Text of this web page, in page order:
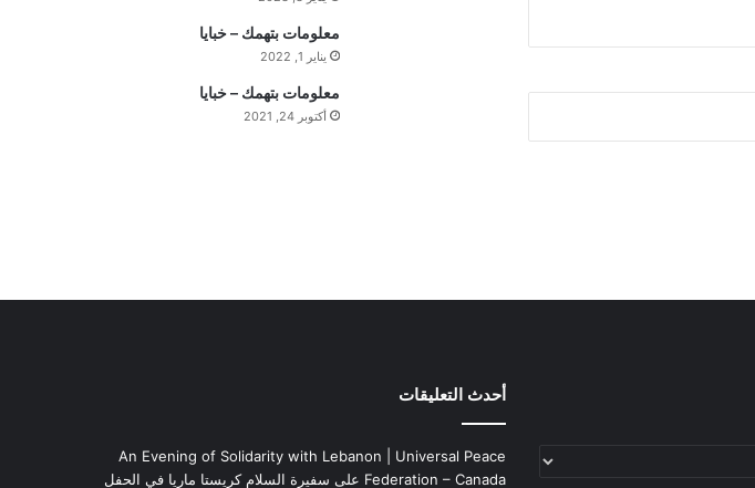
معلومات بتهمك – خبايا
يناير 1, 2022
معلومات بتهمك – خبايا
أكتوبر 24, 2021
أحدث التعليقات
An Evening of Solidarity with Lebanon | Universal Peace
Federation – Canada على سفيرة السلام كريستا ماريا في الحفل